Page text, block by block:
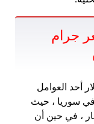
جرام
أحد العوامل
في سوريا ، حيث
، في حين أن